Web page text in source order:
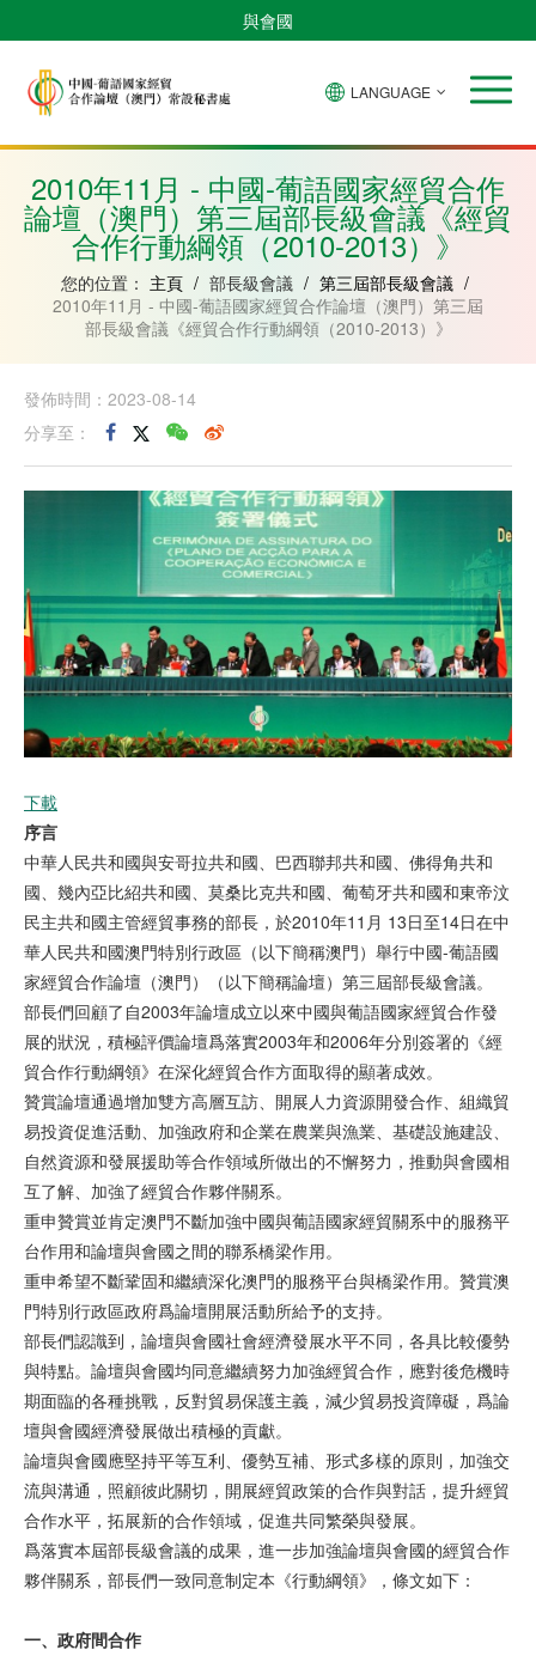
與會國
安
比
紹
內
亞
克
和
普
林
西
比
LANGUAGE
2010年11月 - 中國-葡語國家經貿合作
論壇（澳門）第三屆部長級會議《經貿
合作行動綱領（2010-2013）》
您的位置： 主頁 / 部長級會議 / 第三屆部長級會議 /
2010年11月 - 中國-葡語國家經貿合作論壇（澳門）第三屆
部長級會議《經貿合作行動綱領（2010-2013）》
發佈時間：2023-08-14
分享至：
下載
序言
中華人民共和國與安哥拉共和國、巴西聯邦共和國、佛得角共和
國、幾內亞比紹共和國、莫桑比克共和國、葡萄牙共和國和東帝汶
民主共和國主管經貿事務的部長，於2010年11月 13日至14日在中
華人民共和國澳門特別行政區（以下簡稱澳門）舉行中國-葡語國
家經貿合作論壇（澳門）（以下簡稱論壇）第三屆部長級會議。
部長們回顧了自2003年論壇成立以來中國與葡語國家經貿合作發
展的狀況，積極評價論壇爲落實2003年和2006年分別簽署的《經
貿合作行動綱領》在深化經貿合作方面取得的顯著成效。
贊賞論壇通過增加雙方高層互訪、開展人力資源開發合作、組織貿
易投資促進活動、加強政府和企業在農業與漁業、基礎設施建設、
自然資源和發展援助等合作領域所做出的不懈努力，推動與會國相
互了解、加強了經貿合作夥伴關系。
重申贊賞並肯定澳門不斷加強中國與葡語國家經貿關系中的服務平
台作用和論壇與會國之間的聯系橋梁作用。
重申希望不斷鞏固和繼續深化澳門的服務平台與橋梁作用。贊賞澳
門特別行政區政府爲論壇開展活動所給予的支持。
部長們認識到，論壇與會國社會經濟發展水平不同，各具比較優勢
與特點。論壇與會國均同意繼續努力加強經貿合作，應對後危機時
期面臨的各種挑戰，反對貿易保護主義，減少貿易投資障礙，爲論
壇與會國經濟發展做出積極的貢獻。
論壇與會國應堅持平等互利、優勢互補、形式多樣的原則，加強交
流與溝通，照顧彼此關切，開展經貿政策的合作與對話，提升經貿
合作水平，拓展新的合作領域，促進共同繁榮與發展。
爲落實本屆部長級會議的成果，進一步加強論壇與會國的經貿合作
夥伴關系，部長們一致同意制定本《行動綱領》，條文如下：
一、政府間合作